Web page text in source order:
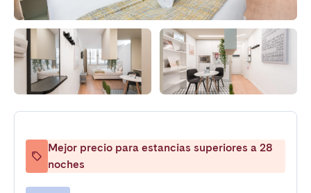
Mejor precio para estancias superiores a 28
noches